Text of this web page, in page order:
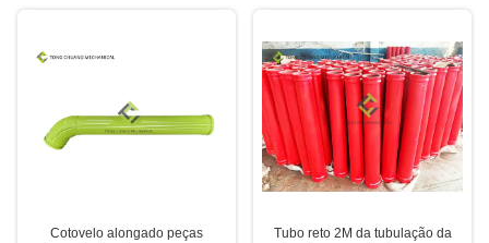
Cotovelo alongado peças
Tubo reto 2M da tubulação da